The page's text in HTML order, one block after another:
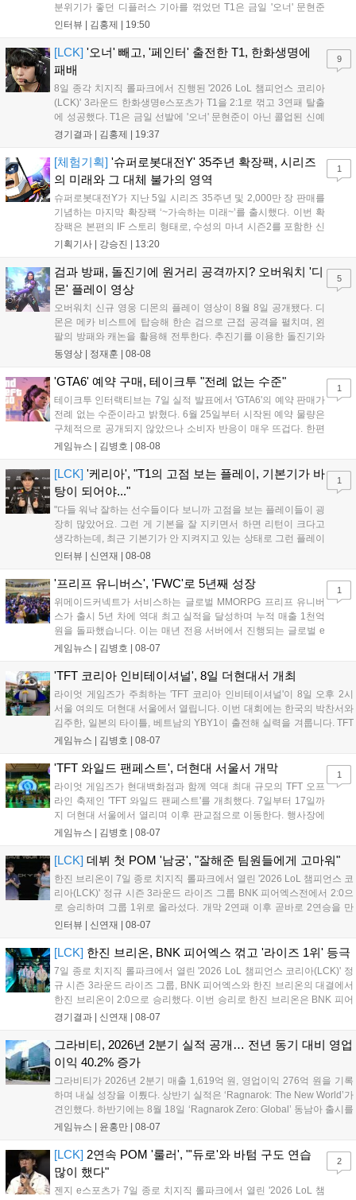
분위기가 좋던 디플러스 기아를 꺾었던 T1은 금일 '오너' 문현준
을 빼고 신예 '페인터' 김은후를 투입시키는 강수를 뒀으나 결국
즈' 김수환의 인터뷰 내...
인터뷰 | 김홍제 | 19:50
[LCK] '오너' 빼고, '페인터' 출전한 T1, 한화생명에
패배
8일 종각 치지직 롤파크에서 진행된 '2026 LoL 챔피언스 코리아
(LCK)' 3라운드 한화생명e스포츠가 T1을 2:1로 꺾고 3연패 탈출
에 성공했다. T1은 금일 선발에 '오너' 문현준이 아닌 콜업된 신예
'페인터' 김은후를 투입했지만, 결국 1:2로 패배하고 말았다. T1은
을 빼냈다....
경기결과 | 김홍제 | 19:37
9
[체험기획] '슈퍼로봇대전Y' 35주년 확장팩, 시리즈
의 미래와 그 대체 불가의 영역
슈퍼로봇대전Y가 지난 5일 시리즈 35주년 및 2,000만 장 판매를
기념하는 마지막 확장팩 ‘~가속하는 미래~’를 출시했다. 이번 확
장팩은 본편의 IF 스토리 형태로, 수성의 마녀 시즌2를 포함한 신
규 참전작과 크로스오버 합체기를 선보이며 작품을 완결 짓는다.
하는 몰입감 있는 서사와 조합을 구현하며 시리즈의 미래를 향한
새로운 가능성을 제시했다....
기획기사 | 강승진 | 13:20
1
검과 방패, 돌진기에 원거리 공격까지? 오버워치 '디
몬' 플레이 영상
오버워치 신규 영웅 디몬의 플레이 영상이 8월 8일 공개됐다. 디
몬은 메카 비스트에 탑승해 한손 검으로 근접 공격을 펼치며, 왼
팔의 방패와 캐논을 활용해 전투한다. 추진기를 이용한 돌진기와
참격 형태의 궁극기를 보유했고, 메카 파괴 시 맨몸으로 기관총을
산의 영웅들 업데이트를 통해 정식 출시될 예정이다....
동영상 | 정재훈 | 08-08
5
'GTA6' 예약 구매, 테이크투 "전례 없는 수준"
테이크투 인터랙티브는 7일 실적 발표에서 'GTA6'의 예약 판매가
전례 없는 수준이라고 밝혔다. 6월 25일부터 시작된 예약 물량은
구체적으로 공개되지 않았으나 소비자 반응이 매우 뜨겁다. 한편
11월 19일 PS5와 Xbox 시리즈 X|S로 정식 출시될 예정이며, 록
상 'Grand Theft Auto VI: An Extended Look'을 최초 공개할 계획
이다....
게임뉴스 | 김병호 | 08-08
1
[LCK] '케리아', "T1의 고점 보는 플레이, 기본기가 바
탕이 되어야..."
"다들 워낙 잘하는 선수들이다 보니까 고점을 보는 플레이들이 굉
장히 많았어요. 그런 게 기본을 잘 지키면서 하면 리턴이 크다고
생각하는데, 최근 기본기가 안 지켜지고 있는 상태로 그런 플레이
를 추구하다 보니까 팀적으로 안 좋은 사고가 계속 많이 났던 것
LoL 챔피언스 코리아(LCK)'...
인터뷰 | 신연재 | 08-08
1
'프리프 유니버스', 'FWC'로 5년째 성장
위메이드커넥트가 서비스하는 글로벌 MMORPG 프리프 유니버
스가 출시 5년 차에 역대 최고 실적을 달성하며 누적 매출 1천억
원을 돌파했습니다. 이는 매년 전용 서버에서 진행되는 글로벌 e
스포츠 대회 FWC의 영향이 큽니다. FWC는 이용자가 동일한 조
은 전년 대비 매출과 이용자 지표가 대폭 상승하는 성과를 냈습니
FWC 그랜드 파이널이 개최될 예정이며, 위메이드커넥트는 이를
통해 커뮤니티 중심의 장기 성장 모델을 지속할 방침입니다....
게임뉴스 | 김병호 | 08-07
1
'TFT 코리아 인비테이셔널', 8일 더현대서 개최
라이엇 게임즈가 주최하는 'TFT 코리아 인비테이셔널'이 8일 오후 2시
서울 여의도 더현대 서울에서 열립니다. 이번 대회에는 한국의 박찬서와
김주한, 일본의 타이틀, 베트남의 YBY1이 출전해 실력을 겨룹니다. TFT
는 소속팀 없이 개인 자격으로 참가하는 독특한 대회 구조를 가지며, 누
17일까지 이어지는 이번 행사는 신규 세트 체험과 공연 등 다양한 즐길
거리를 제공하며, 이후 현대백화점 판교점에서도 행사가 이어질 예정입
니다. 연말에는 라스베이거스 오픈이 개최됩니다....
게임뉴스 | 김병호 | 08-07
'TFT 와일드 팬페스트', 더현대 서울서 개막
라이엇 게임즈가 현대백화점과 함께 역대 최대 규모의 TFT 오프
라인 축제인 'TFT 와일드 팬페스트'를 개최했다. 7일부터 17일까
지 더현대 서울에서 열리며 이후 판교점으로 이동한다. 행사장에
는 체험, 스페셜, 무대 존이 마련됐으며 8일 오후 2시 인비테이셔
연 등 다채로운 일정이 준비되어 있다. 사전 예약은 조기 마감될
게임뉴스 | 김병호 | 08-07
1
[LCK] 데뷔 첫 POM '남궁', "잘해준 팀원들에게 고마워"
한진 브리온이 7일 종로 치지직 롤파크에서 열린 '2026 LoL 챔피언스 코
리아(LCK)' 정규 시즌 3라운드 라이즈 그룹 BNK 피어엑스전에서 2:0으
로 승리하며 그룹 1위로 올라섰다. 개막 2연패 이후 곧바로 2연승을 만
들어내면서 이어질 4라운드에 대한 기대감을 올렸다. 다음은 이날 데뷔
인터뷰 | 신연재 | 08-07
[LCK] 한진 브리온, BNK 피어엑스 꺾고 '라이즈 1위' 등극
7일 종로 치지직 롤파크에서 열린 '2026 LoL 챔피언스 코리아(LCK)' 정
규 시즌 3라운드 라이즈 그룹, BNK 피어엑스와 한진 브리온의 대결에서
한진 브리온이 2:0으로 승리했다. 이번 승리로 한진 브리온은 BNK 피어
엑스를 제치고 라이즈 그룹 1위로 올라섰다. 1세트, 한진 브리온이 '로머'
경기결과 | 신연재 | 08-07
그라비티, 2026년 2분기 실적 공개… 전년 동기 대비 영업
이익 40.2% 증가
그라비티가 2026년 2분기 매출 1,619억 원, 영업이익 276억 원을 기록
하며 내실 성장을 이뤘다. 상반기 실적은 ‘Ragnarok: The New World’가
견인했다. 하반기에는 8월 18일 ‘Ragnarok Zero: Global’ 동남아 출시를
시작으로 9월 3일 ‘달려라 헤베레케 EX’, 9월 22일 ‘갈바테인’ 등 다양한
이’ 출시가 예정돼 있으며, 2027년에는 ‘Ragnarok 3’ 등 대작을 글로벌
출시할 계획이다. 그라비티는 조인트벤처 설립과 라그나로크 에코 시스
템 구축을 통해 신성장 동력을 확보할 방침이다....
게임뉴스 | 윤홍만 | 08-07
[LCK] 2연속 POM '룰러', "'듀로'와 바텀 구도 연습
많이 했다"
젠지 e스포츠가 7일 종로 치지직 롤파크에서 열린 '2026 LoL 챔
2